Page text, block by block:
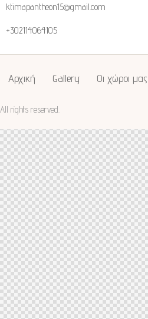
ktimapantheon15@gmail.com
+302114064105
Αρχική Gallery Οι χώροι μας
All rights reserved.